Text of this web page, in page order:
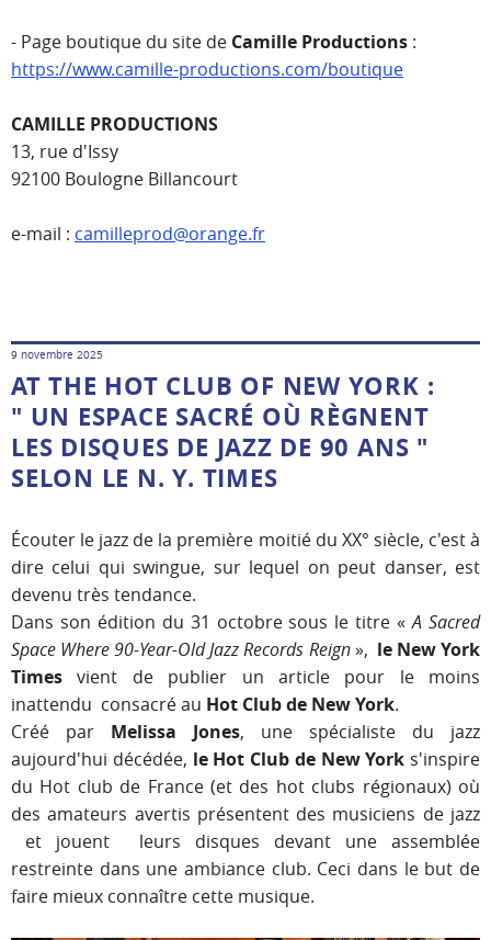
- Page boutique du site de Camille Productions :
https://www.camille-productions.com/boutique
CAMILLE PRODUCTIONS
13, rue d'Issy
92100 Boulogne Billancourt
e-mail : camilleprod@orange.fr
9 novembre 2025
AT THE HOT CLUB OF NEW YORK :
" UN ESPACE SACRÉ OÙ RÈGNENT
LES DISQUES DE JAZZ DE 90 ANS "
SELON LE N. Y. TIMES
Écouter le jazz de la première moitié du XX° siècle, c'est à
dire celui qui swingue, sur lequel on peut danser, est
devenu très tendance.
Dans son édition du 31 octobre sous le titre «A Sacred
Space Where 90-Year-Old Jazz Records Reign», le New York
Times vient de publier un article pour le moins
inattendu consacré au Hot Club de New York.
Créé par Melissa Jones, une spécialiste du jazz
aujourd'hui décédée, le Hot Club de New York s'inspire
du Hot club de France (et des hot clubs régionaux) où
des amateurs avertis présentent des musiciens de jazz
et jouent leurs disques devant une assemblée
restreinte dans une ambiance club. Ceci dans le but de
faire mieux connaître cette musique.